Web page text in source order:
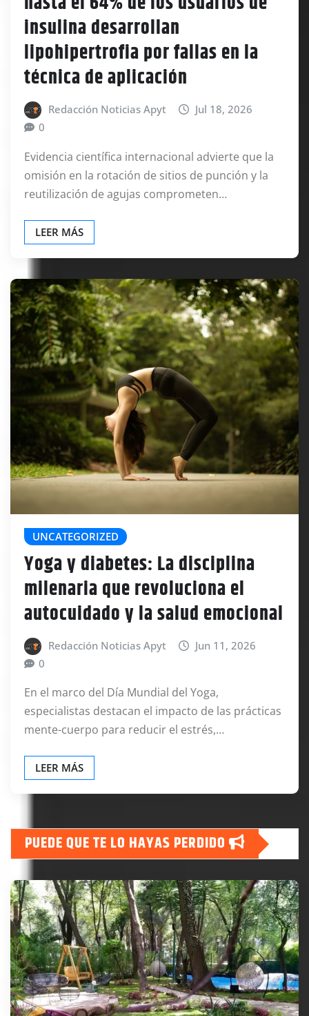
insulina desarrollan
lipohipertrofia por fallas en la
técnica de aplicación
Redacción Noticias Apyt
Jul 18, 2026
0
Evidencia científica internacional advierte que la
omisión en la rotación de sitios de punción y la
reutilización de agujas comprometen…
LEER MÁS
UNCATEGORIZED
Yoga y diabetes: La disciplina
milenaria que revoluciona el
autocuidado y la salud emocional
Redacción Noticias Apyt
Jun 11, 2026
0
En el marco del Día Mundial del Yoga,
especialistas destacan el impacto de las prácticas
mente-cuerpo para reducir el estrés,…
LEER MÁS
PUEDE QUE TE LO HAYAS PERDIDO